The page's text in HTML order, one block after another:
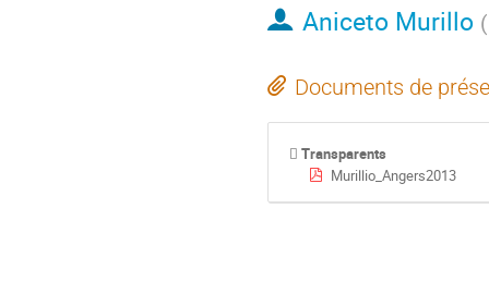
Aniceto Murillo (
Documents de
Transparents
Murillio_Angers2013